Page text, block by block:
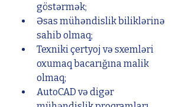
göstərmək;
Əsas mühəndislik biliklərinə
sahib olmaq;
Texniki çertyoj və sxemləri
oxumaq bacarığına malik
olmaq;
AutoCAD və digər